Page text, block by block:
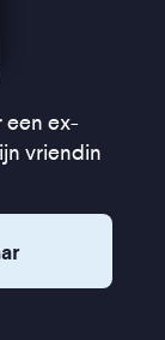
een ex-
vriendin